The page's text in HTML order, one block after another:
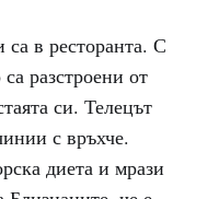
в ресторанта. С
разстроени от
си. Телецът
с връхче.
диета и мрази